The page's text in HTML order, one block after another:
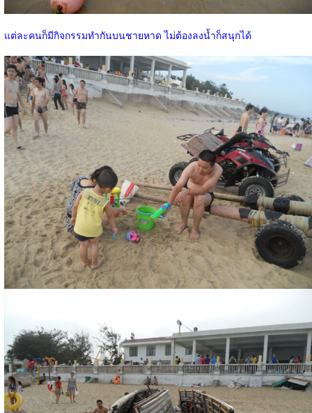
แต่ละคนก็มีกิจกรรมทำกันบนชายหาด ไม่ต้องลงน้ำก็สนุกได้